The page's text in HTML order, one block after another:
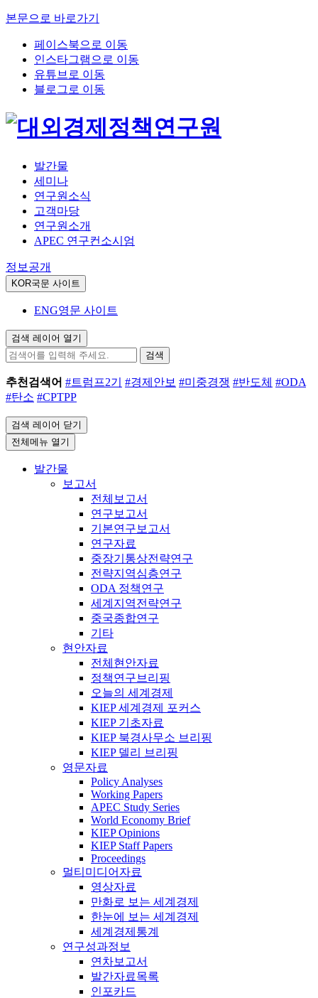
본문으로 바로가기
페이스북으로 이동
인스타그램으로 이동
유튜브로 이동
블로그로 이동
발간물
세미나
연구원소식
고객마당
연구원소개
APEC 연구컨소시엄
정보공개
KOR국문 사이트
ENG영문 사이트
검색 레이어 열기
검색
추천검색어 #트럼프2기 #경제안보 #미중경쟁 #반도체 #ODA
#탄소 #CPTPP
검색 레이어 닫기
전체메뉴 열기
발간물
보고서
전체보고서
연구보고서
기본연구보고서
연구자료
중장기통상전략연구
전략지역심층연구
ODA 정책연구
세계지역전략연구
중국종합연구
기타
현안자료
전체현안자료
정책연구브리핑
오늘의 세계경제
KIEP 세계경제 포커스
KIEP 기초자료
KIEP 북경사무소 브리핑
KIEP 델리 브리핑
영문자료
Policy Analyses
Working Papers
APEC Study Series
World Economy Brief
KIEP Opinions
KIEP Staff Papers
Proceedings
멀티미디어자료
영상자료
만화로 보는 세계경제
한눈에 보는 세계경제
세계경제통계
연구성과정보
연차보고서
발간자료목록
인포카드